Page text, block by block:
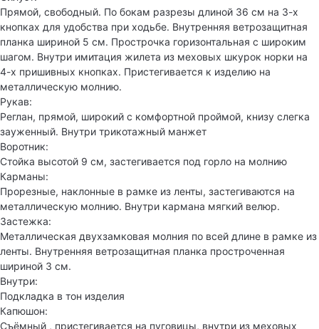
Прямой, свободный. По бокам разрезы длиной 36 см на 3-х
кнопках для удобства при ходьбе. Внутренняя ветрозащитная
планка шириной 5 см. Прострочка горизонтальная с широким
шагом. Внутри имитация жилета из меховых шкурок норки на
4-х пришивных кнопках. Пристегивается к изделию на
металлическую молнию.
Рукав:
Реглан, прямой, широкий с комфортной проймой, книзу слегка
зауженный. Внутри трикотажный манжет
Воротник:
Стойка высотой 9 см, застегивается под горло на молнию
Карманы:
Прорезные, наклонные в рамке из ленты, застегиваются на
металлическую молнию. Внутри кармана мягкий велюр.
Застежка:
Металлическая двухзамковая молния по всей длине в рамке из
ленты. Внутренняя ветрозащитная планка простроченная
шириной 3 см.
Внутри:
Подкладка в тон изделия
Капюшон:
Съёмный , пристегивается на пуговицы, внутри из меховых